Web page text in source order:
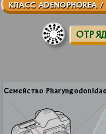
КЛАСС
Се­мей­ство Pharyngodonidae